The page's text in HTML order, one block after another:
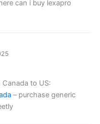
can i buy lexapro
to US:
– purchase generic